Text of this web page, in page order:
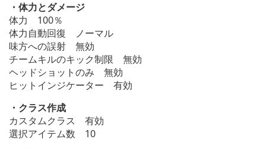
・体力とダメージ
体力 100％
体力自動回復 ノーマル
味方への誤射 無効
チームキルのキック制限 無効
ヘッドショットのみ 無効
ヒットインジケーター 有効
・クラス作成
カスタムクラス 有効
選択アイテム数 10